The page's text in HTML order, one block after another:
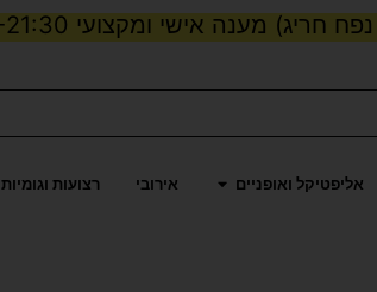
מענה אישי ומקצועי 9:00-21:30 / טלפון:
אליפטיקל ואופניים פתח אליפטיקל ואופניים
אירובי רצועות וגומיות